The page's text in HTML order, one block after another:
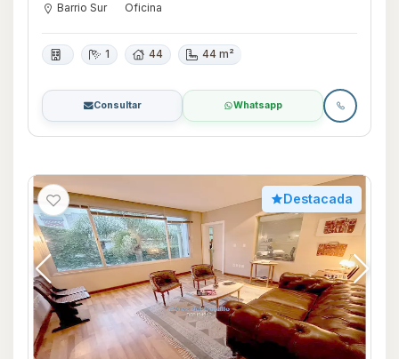
Barrio Sur Oficina
1 44 44 m²
Consultar Whatsapp
Destacada